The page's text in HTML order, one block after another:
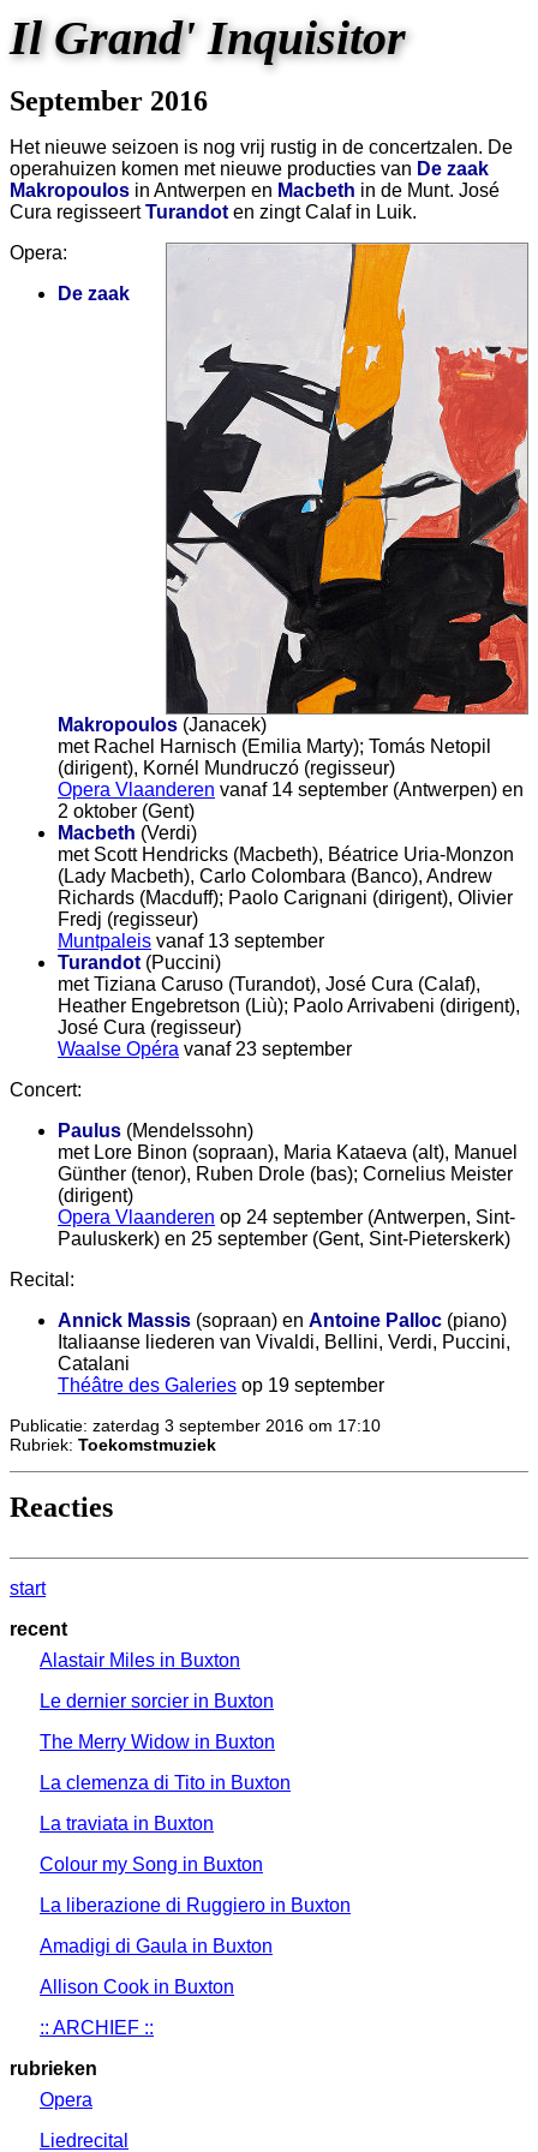
Il Grand' Inquisitor
September 2016
Het nieuwe seizoen is nog vrij rustig in de concertzalen. De
operahuizen komen met nieuwe producties van De zaak
Makropoulos in Antwerpen en Macbeth in de Munt. José
Cura regisseertTurandot en zingt Calaf in Luik.
Opera:
De zaak
Makropoulos (Janacek)
met Rachel Harnisch (Emilia Marty); Tomás Netopil
(dirigent), Kornél Mundruczó (regisseur)
Opera Vlaanderen vanaf 14 september (Antwerpen) en
2 oktober (Gent)
Macbeth (Verdi)
met Scott Hendricks (Macbeth), Béatrice Uria-Monzon
(Lady Macbeth), Carlo Colombara (Banco), Andrew
Richards (Macduff); Paolo Carignani (dirigent), Olivier
Fredj (regisseur)
Muntpaleis vanaf 13 september
Turandot (Puccini)
met Tiziana Caruso (Turandot), José Cura (Calaf),
Heather Engebretson (Liù); Paolo Arrivabeni (dirigent),
José Cura (regisseur)
Waalse Opéra vanaf 23 september
Concert:
Paulus (Mendelssohn)
met Lore Binon (sopraan), Maria Kataeva (alt), Manuel
Günther (tenor), Ruben Drole (bas); Cornelius Meister
(dirigent)
Opera Vlaanderen op 24 september (Antwerpen, Sint-
Pauluskerk) en 25 september (Gent, Sint-Pieterskerk)
Recital:
Annick Massis (sopraan) en Antoine Palloc (piano)
Italiaanse liederen van Vivaldi, Bellini, Verdi, Puccini,
Catalani
Théâtre des Galeries op 19 september
Publicatie: zaterdag 3 september 2016 om 17:10
Rubriek: Toekomstmuziek
Reacties
start
recent
Alastair Miles in Buxton
Le dernier sorcier in Buxton
The Merry Widow in Buxton
La clemenza di Tito in Buxton
La traviata in Buxton
Colour my Song in Buxton
La liberazione di Ruggiero in Buxton
Amadigi di Gaula in Buxton
Allison Cook in Buxton
:: ARCHIEF ::
rubrieken
Opera
Liedrecital